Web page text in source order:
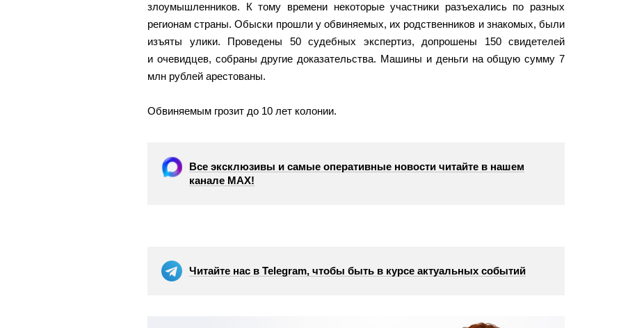
злоумышленников. К тому времени некоторые участники разъехались по разных
регионам страны. Обыски прошли у обвиняемых, их родственников и знакомых, были
изъяты улики. Проведены 50 судебных экспертиз, допрошены 150 свидетелей
и очевидцев, собраны другие доказательства. Машины и деньги на общую сумму 7
млн рублей арестованы.
Обвиняемым грозит до 10 лет колонии.
Все эксклюзивы и самые оперативные новости читайте в нашем
канале МАХ!
Читайте нас в Telegram, чтобы быть в курсе актуальных событий